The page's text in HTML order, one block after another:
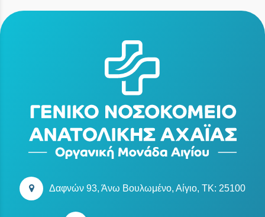
Δαφνών 93, Άνω Βουλωμένο, Αίγιο, TK: 25100